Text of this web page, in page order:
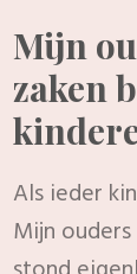
Mijn
zaken
Als ieder
Mijn